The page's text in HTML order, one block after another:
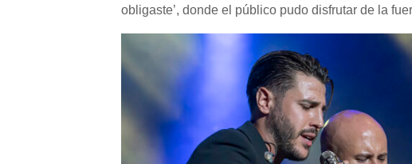
obligaste’, donde el público pudo disfrutar de la